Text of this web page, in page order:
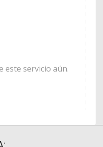
este servicio aún.